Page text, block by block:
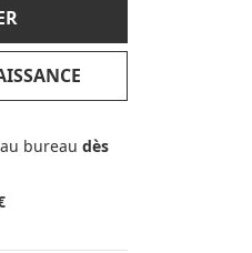
au bureaudès